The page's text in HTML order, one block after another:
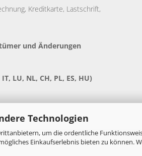
Technologien
um die ordentliche
Einkaufserlebnis bieten zu können.
Kreditkarte, Lastschrift,
und Änderungen
LU, NL, CH, PL, ES, HU)
Onlineshop erstellenmit